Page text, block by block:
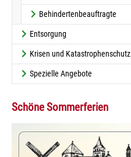
Behindertenbeauftragte
Entsorgung
Krisen und Katastrophenschutz
Spezielle Angebote
Schöne Sommerferien